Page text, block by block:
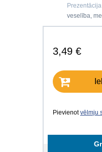
Prezentācija
veselība,
3,49 €
Pievienotvēlmju